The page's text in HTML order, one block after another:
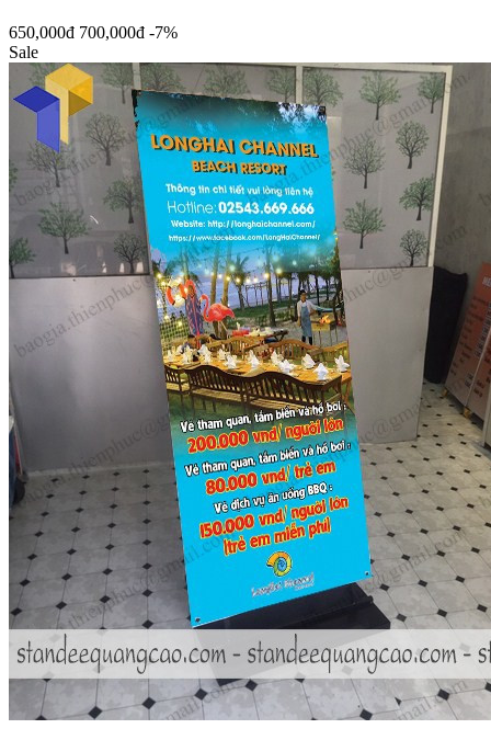
650,000đ 700,000đ -7%
Sale